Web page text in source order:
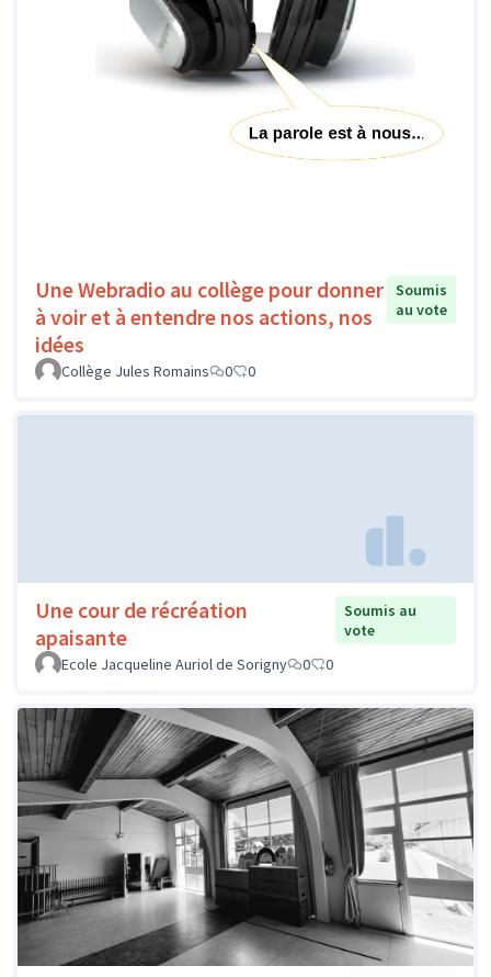
Une Webradio au collège pour donner
à voir et à entendre nos actions, nos
idées
Soumis
au vote
Collège Jules Romains 0 0
Une cour de récréation
apaisante
Soumis au
vote
Ecole Jacqueline Auriol de Sorigny
0 0